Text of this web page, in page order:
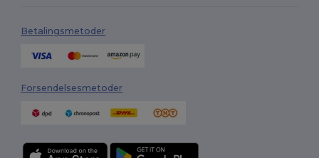
Betalingsmetoder
Forsendelsesmetoder